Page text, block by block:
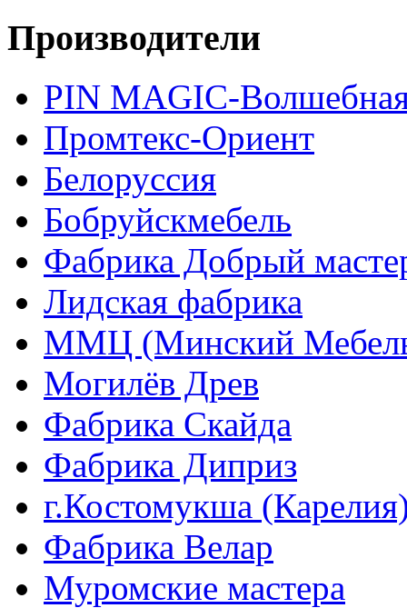
Производители
PIN MAGIС-
Промтекс-Ориент
Белоруссия
Бобруйскмебель
Фабрика Добрый
Лидская фабрика
ММЦ (Минский
Могилёв Древ
Фабрика Скайда
Фабрика Диприз
г.Костомукша
Фабрика Велар
Муромские мастера